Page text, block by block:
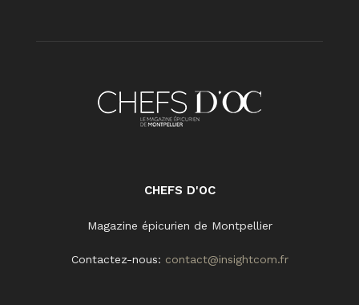
CHEFS D'OC
Magazine épicurien de Montpellier
Contactez-nous: contact@insightcom.fr